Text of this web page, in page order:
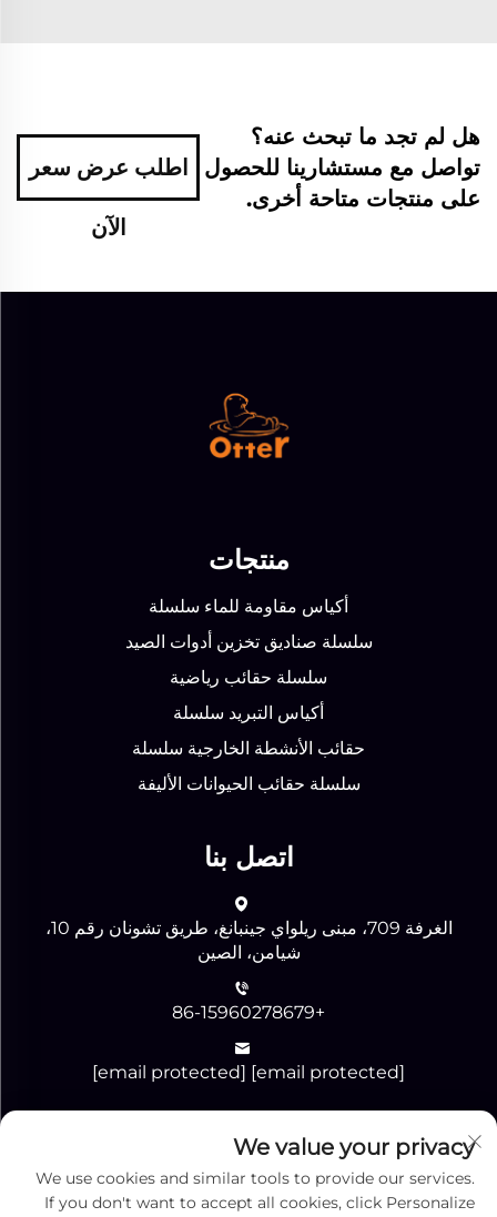
هل لم تجد ما تبحث عنه؟
تواصل مع مستشارينا للحصول
على منتجات متاحة أخرى.
اطلب عرض سعر
الآن
منتجات
أكياس مقاومة للماء سلسلة
سلسلة صناديق تخزين أدوات الصيد
سلسلة حقائب رياضية
أكياس التبريد سلسلة
حقائب الأنشطة الخارجية سلسلة
سلسلة حقائب الحيوانات الأليفة
اتصل بنا
الغرفة 709، مبنى ريلواي جينبانغ، طريق تشونان رقم 10،
شيامن، الصين
+86-15960278679
[email protected]
[email protected]
إرسال
We value your privacy
We use cookies and similar tools to provide our services.
If you don't want to accept all cookies, click Personalize